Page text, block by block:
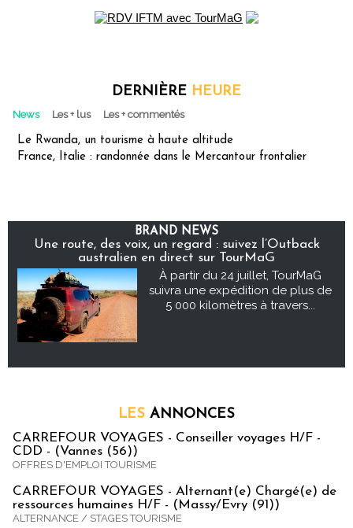
DERNIÈRE HEURE
News Les + lus Les + commentés
Le Rwanda, un tourisme à haute altitude
France, Italie : randonnée dans le Mercantour frontalier
BRAND NEWS
Une route, des voix, un regard : suivez l’Outback
australien en direct sur TourMaG
À partir du 24 juillet, TourMaG
suivra une expédition de plus de
5 000 kilomètres à travers...
LES ANNONCES
CARREFOUR VOYAGES - Conseiller voyages H/F -
CDD - (Vannes (56))
OFFRES D'EMPLOI TOURISME
CARREFOUR VOYAGES - Alternant(e) Chargé(e) de
ressources humaines H/F - (Massy/Evry (91))
ALTERNANCE / STAGES TOURISME